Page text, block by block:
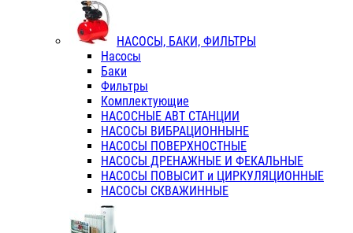
НАСОСЫ, БАКИ, ФИЛЬТРЫ
Насосы
Баки
Фильтры
Комплектующие
НАСОСНЫЕ АВТ СТАНЦИИ
НАСОСЫ ВИБРАЦИОННЫНЕ
НАСОСЫ ПОВЕРХНОСТНЫЕ
НАСОСЫ ДРЕНАЖНЫЕ И ФЕКАЛЬНЫЕ
НАСОСЫ ПОВЫСИТ и ЦИРКУЛЯЦИОННЫЕ
НАСОСЫ СКВАЖИННЫЕ